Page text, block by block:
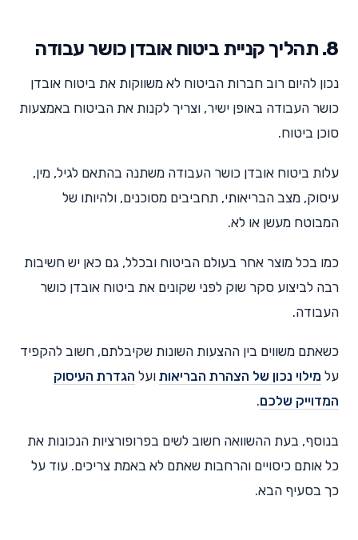
8. תהליך קניית ביטוח אובדן כושר עבודה
נכון להיום רוב חברות הביטוח לא משווקות את ביטוח אובדן
כושר העבודה באופן ישיר, וצריך לקנות את הביטוח באמצעות
סוכן ביטוח.
עלות ביטוח אובדן כושר העבודה משתנה בהתאם לגיל, מין,
עיסוק, מצב הבריאותי, תחביבים מסוכנים, ולהיותו של
המבוטח מעשן או לא.
כמו בכל מוצר אחר בעולם הביטוח ובכלל, גם כאן יש חשיבות
רבה לביצוע סקר שוק לפני שקונים את ביטוח אובדן כושר
העבודה.
כשאתם משווים בין ההצעות השונות שקיבלתם, חשוב להקפיד
על מילוי נכון של הצהרת הבריאות ועל הגדרת העיסוק
המדוייק שלכם.
בנוסף, בעת ההשוואה חשוב לשים בפרופורציות הנכונות את
כל אותם כיסויים והרחבות שאתם לא באמת צריכים. עוד על
כך בסעיף הבא.